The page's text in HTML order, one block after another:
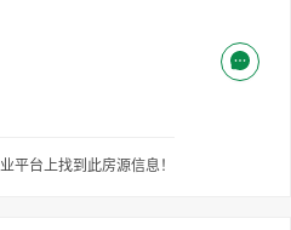
平台上找到此房源信息！